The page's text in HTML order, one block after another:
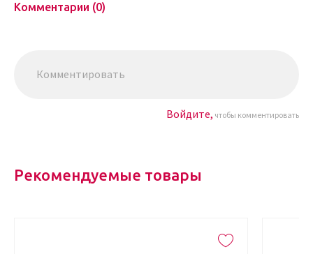
Комментарии (0)
Войдите, чтобы комментировать
Рекомендуемые товары